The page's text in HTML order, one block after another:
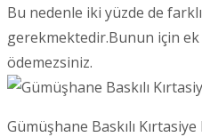
Bu nedenle iki yüzde de
gerekmektedir.Bunun için
ödemezsiniz.
Gümüşhane Baskılı